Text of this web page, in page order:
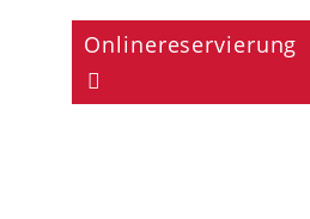
Onlinereservierung